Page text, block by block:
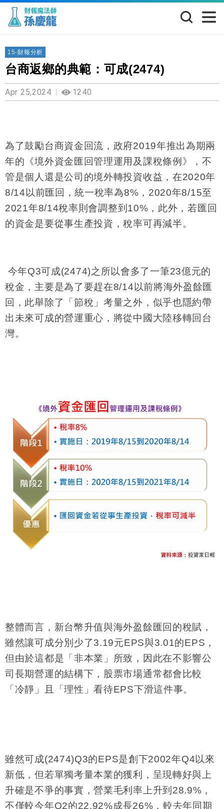
15-財報分析
台商返鄉的典範：可成(2474)
Apr 25,2024 1240
為了鼓勵台商資金回流，政府2019年推出為期兩
年的《境外資金匯回管理運用及課稅條例》，不
管是個人還是公司的境外轉投資收益，在2020年
8/14 以前匯回，統一稅率為8% ， 2020年8/15至
2021年8/14稅率則會調整到 10% ，此外，若匯回
的資金是要從事生產投資，稅率可再減半。
今年Q3可成(2474)之所以會多了一筆23億元的
稅金，主要是為了要趕在8/14 以前將海外盈餘匯
回，此舉除了「節稅」考量之外，似乎也隱約帶
出未來可成的營運重心，將從中國大陸移轉回台
灣。
整體而言，新台幣升值與海外盈餘匯回的稅賦，
雖然讓可成分別少了3.19元EPS與3.01的EPS ，
但由於這都是「非本業」所致，因此在不影響公
司長期營運的結構下，股票市場通常都會比較
「冷靜」且「理性」看待EPS下滑這件事。
雖然可成(2474)Q3的EPS是創下2002年Q4以來
新低，但若單獨考量本業的獲利，呈現轉好與上
升確是不爭的事實，營業毛利率上升到 28.9% ，
不僅較今年Q2的22.92%成長26% ，較去年同期